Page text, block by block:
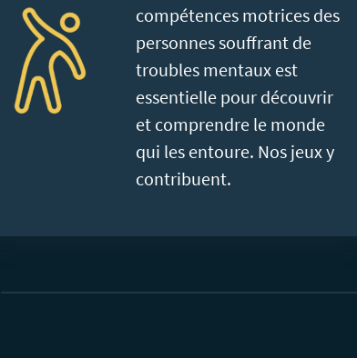
compétences motrices des
personnes souffrant de
troubles mentaux est
essentielle pour découvrir
et comprendre le monde
qui les entoure. Nos jeux y
contribuent.